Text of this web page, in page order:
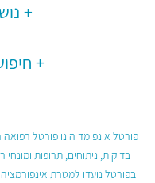
פורטל אינפומד הינו פורטל
בדיקות, ניתוחים, תרופות
בפורטל נועדו למטרת